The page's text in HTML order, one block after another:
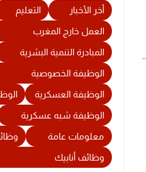
أخر الأخبار التعليم
العمل خارج المغرب
المبادرة التنمية البشرية
الوظيفة الخصوصية
الوظيفة العسكرية
الوظيفة شبه عسكرية
معلومات عامة
وظائف أنابيك